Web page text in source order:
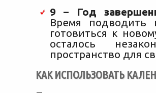
9 – Год
Время подводить
готовиться к
осталось
пространство для
КАК ИСПОЛЬЗОВАТЬ